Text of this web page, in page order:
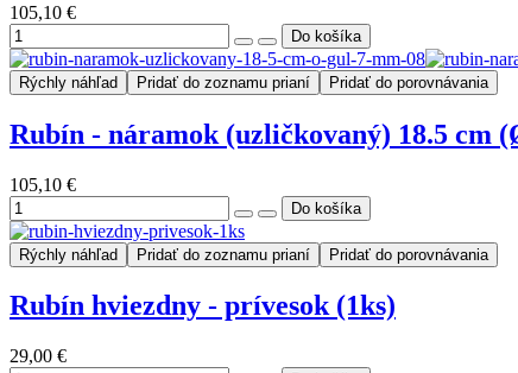
105,10 €
Rýchly náhľad Pridať do zoznamu prianí Pridať do porovnávania
Rubín - náramok (uzličkovaný) 18.5 cm
105,10 €
Rýchly náhľad Pridať do zoznamu prianí Pridať do porovnávania
Rubín hviezdny - prívesok (1ks)
29,00 €